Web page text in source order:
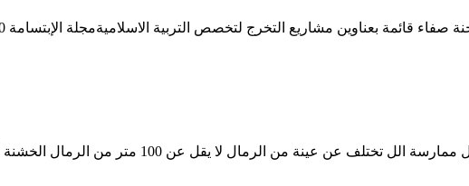
لتخصص التربية الاسلاميةمجلة الإبتسامة 10 آذار (مارس) 2010 احصل على السعر أداء مطحنة الفحم مع ...
عن 100 متر من الرمال الخشنة أعرف أكثر معامل صفاء من الرمال النهر في جنوب .